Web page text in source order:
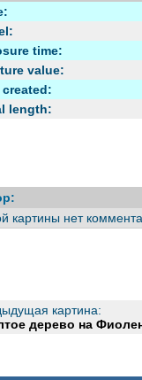
time:
value:
created:
length:
картины нет
картина:
дерево на